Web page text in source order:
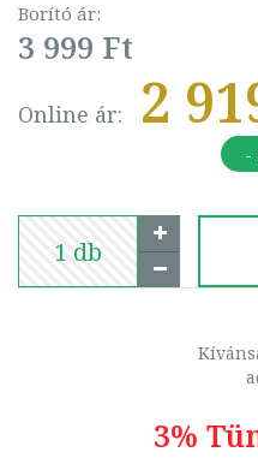
Borító ár:
3 999 Ft
Online ár: 2
-
3%